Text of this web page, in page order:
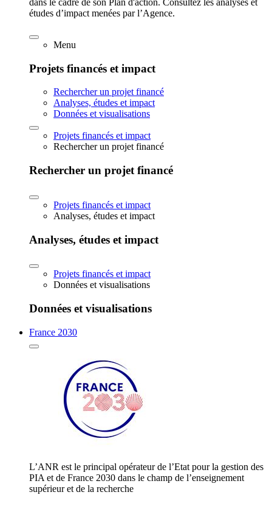
dans le cadre de son Plan d'action. Consultez les analyses et
études d’impact menées par l’Agence.
Menu
Projets financés et impact
Rechercher un projet financé
Analyses, études et impact
Données et visualisations
Projets financés et impact
Rechercher un projet financé
Rechercher un projet financé
Projets financés et impact
Analyses, études et impact
Analyses, études et impact
Projets financés et impact
Données et visualisations
Données et visualisations
France 2030
L’ANR est le principal opérateur de l’Etat pour la gestion des
PIA et de France 2030 dans le champ de l’enseignement
supérieur et de la recherche